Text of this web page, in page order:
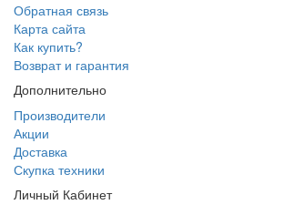
Обратная связь
Карта сайта
Как купить?
Возврат и гарантия
Дополнительно
Производители
Акции
Доставка
Скупка техники
Личный Кабинет